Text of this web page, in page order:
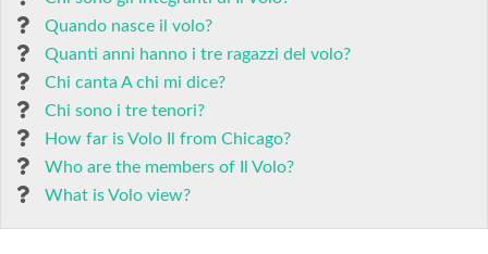
Quando nasce il volo?
Quanti anni hanno i tre ragazzi del volo?
Chi canta A chi mi dice?
Chi sono i tre tenori?
How far is Volo Il from Chicago?
Who are the members of Il Volo?
What is Volo view?